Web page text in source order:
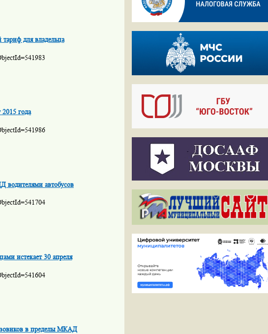
для владельца
года
водителями автобусов
истекает 30 апреля
в пределы МКАД